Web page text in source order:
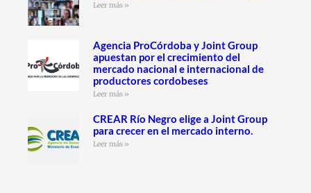
Leer más »
Agencia ProCórdoba y Joint Group
apuestan por el crecimiento del
mercado nacional e internacional de
productores cordobeses
Leer más »
CREAR Río Negro elige a Joint Group
para crecer en el mercado interno.
Leer más »